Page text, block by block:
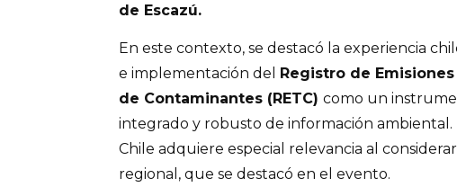
de Escazú.
En este contexto, se destacó la experiencia
e implementación del
Registro de
de Contaminantes (RETC) como un
integrado y robusto de información ambiental.
Chile adquiere especial relevancia al
regional, que se destacó en el evento.